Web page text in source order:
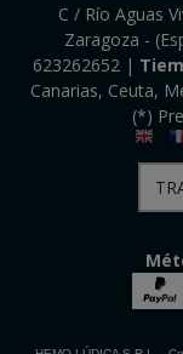
C / Río Aguas
Zaragoza -
623262652 |
Canarias, Ceuta,
(*)